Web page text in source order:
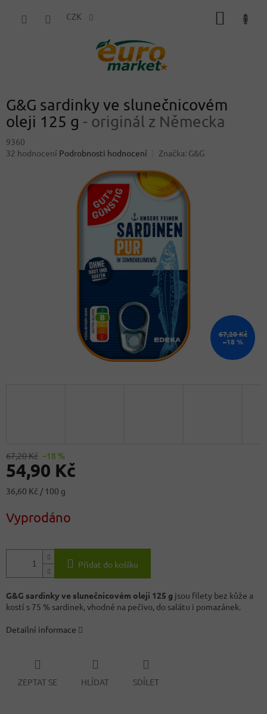
CZK
G&G sardinky ve slunečnicovém
oleji 125 g - originál z Německa
9360
Průměrné
32 hodnocení Podrobnosti hodnocení Značka: G&G
67,20 Kč
–18 %
67,20 Kč –18 %
54,90 Kč
Měrná
36,60 Kč / 100 g
Vyprodáno
Přidat do košíku
G&G sardinky ve slunečnicovém oleji 125 g jsou filety bez kůže a
kostí s 75 % sardinek, vhodné na pečivo, do salátu i pomazánek.
Detailní informace
ZEPTAT SE HLÍDAT SDÍLET